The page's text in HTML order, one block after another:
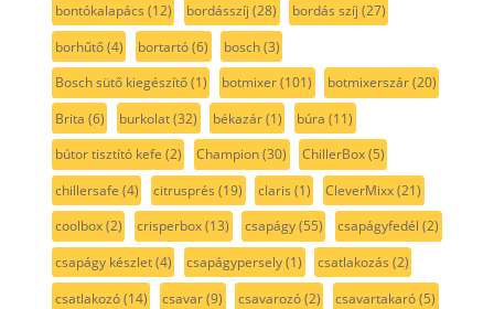
bontókalapács (12) bordásszíj (28) bordás szíj (27)
borhűtő(4) bortartó(6) bosch(3)
Bosch sütő kiegészítő(1) botmixer(101) botmixerszár(20)
Brita (6) burkolat(32) békazár(1) búra (11)
bútor tisztító kefe (2) Champion(30) ChillerBox(5)
chillersafe (4) citrusprés (19) claris (1) CleverMixx(21)
coolbox(2) crisperbox(13) csapágy(55) csapágyfedél (2)
csapágy készlet(4) csapágypersely(1) csatlakozás (2)
csatlakozó(14) csavar(9) csavarozó(2) csavartakaró(5)